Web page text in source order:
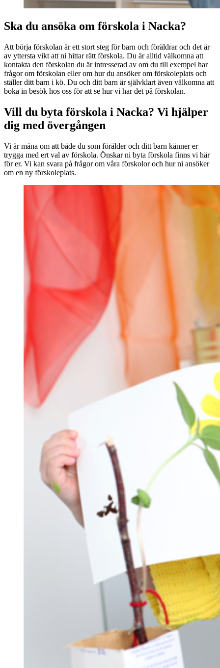
Ska du ansöka om förskola i Nacka?
Att börja förskolan är ett stort steg för barn och föräldrar och det är
av yttersta vikt att ni hittar rätt förskola. Du är alltid välkomna att
kontakta den förskolan du är intresserad av om du till exempel har
frågor om förskolan eller om hur du ansöker om förskoleplats och
ställer ditt barn i kö. Du och ditt barn är självklart även välkomna att
boka in besök hos oss för att se hur vi har det på förskolan.
Vill du byta förskola i Nacka? Vi hjälper
dig med övergången
Vi är måna om att både du som förälder och ditt barn känner er
trygga med ert val av förskola. Önskar ni byta förskola finns vi här
för er. Vi kan svara på frågor om våra förskolor och hur ni ansöker
om en ny förskoleplats.